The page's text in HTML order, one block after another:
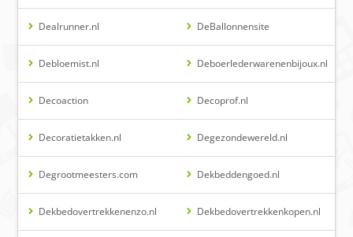
Dealrunner.nl DeBallonnensite
Debloemist.nl Deboerlederwarenenbijoux.nl
Decoaction Decoprof.nl
Decoratietakken.nl Degezondewereld.nl
Degrootmeesters.com Dekbeddengoed.nl
Dekbedovertrekkenenzo.nl Dekbedovertrekkenkopen.nl